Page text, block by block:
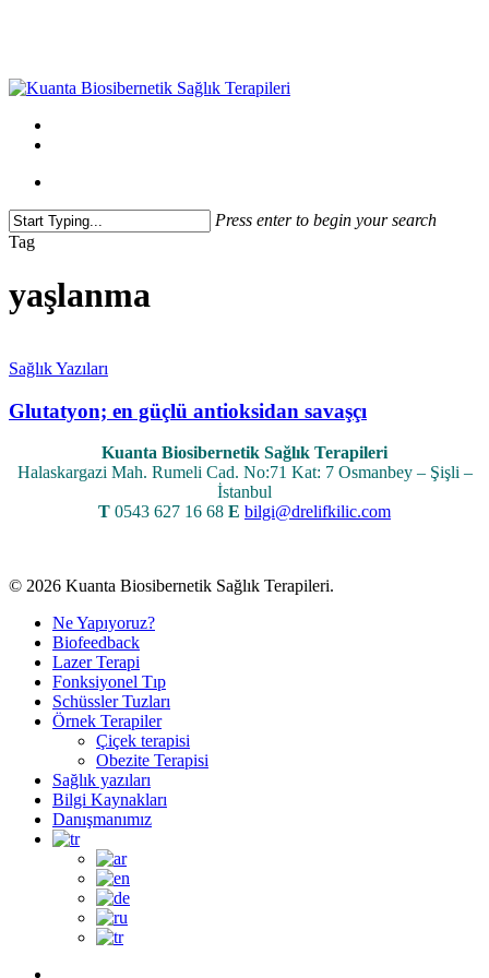
content
Menu
Press enter to begin your search
Close
Tag
yaşlanma
Sağlık Yazıları
Glutatyon; en güçlü antioksidan savaşçı
Kuanta Biosibernetik Sağlık Terapileri
Halaskargazi Mah. Rumeli Cad. No:71 Kat: 7 Osmanbey – Şişli –
İstanbul
T 0543 627 16 68 E bilgi@drelifkilic.com
© 2026 Kuanta Biosibernetik Sağlık Terapileri.
Close
Menu
Ne Yapıyoruz?
Biofeedback
Lazer Terapi
Fonksiyonel Tıp
Schüssler Tuzları
Örnek Terapiler
Çiçek terapisi
Obezite Terapisi
Sağlık yazıları
Bilgi Kaynakları
Danışmanımız